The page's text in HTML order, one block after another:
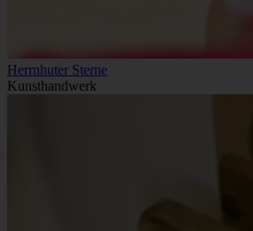
Herrnhuter Sterne
Kunsthandwerk